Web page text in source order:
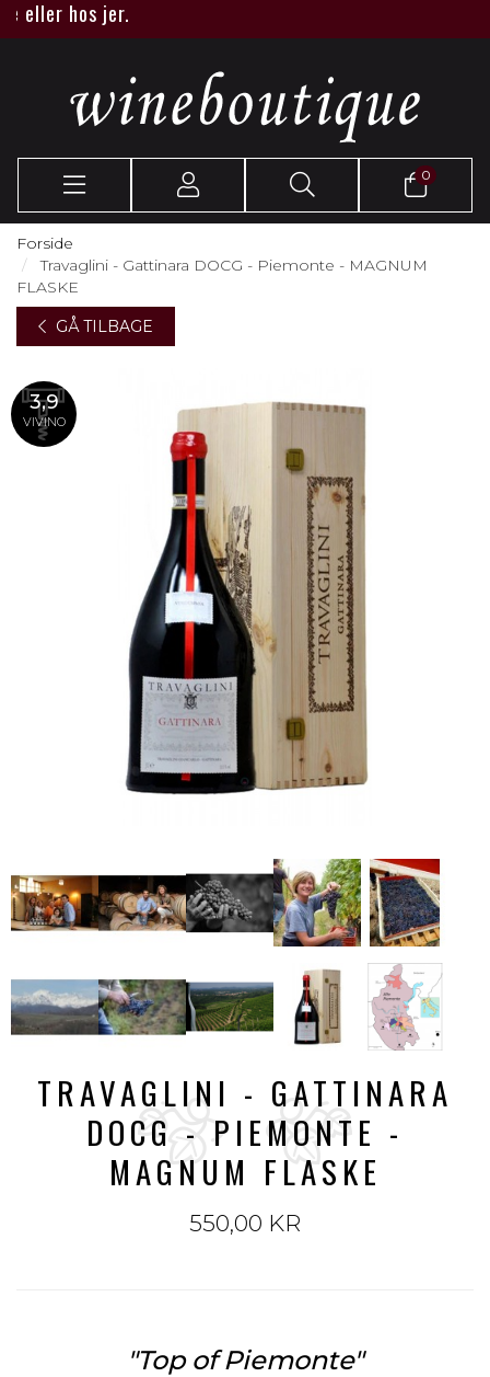
hos jer.
0
Forside
Travaglini - Gattinara DOCG - Piemonte - MAGNUM
FLASKE
GÅ TILBAGE
3,9
VIVINO
TRAVAGLINI - GATTINARA
DOCG - PIEMONTE -
MAGNUM FLASKE
550,00 KR
"Top of Piemonte"